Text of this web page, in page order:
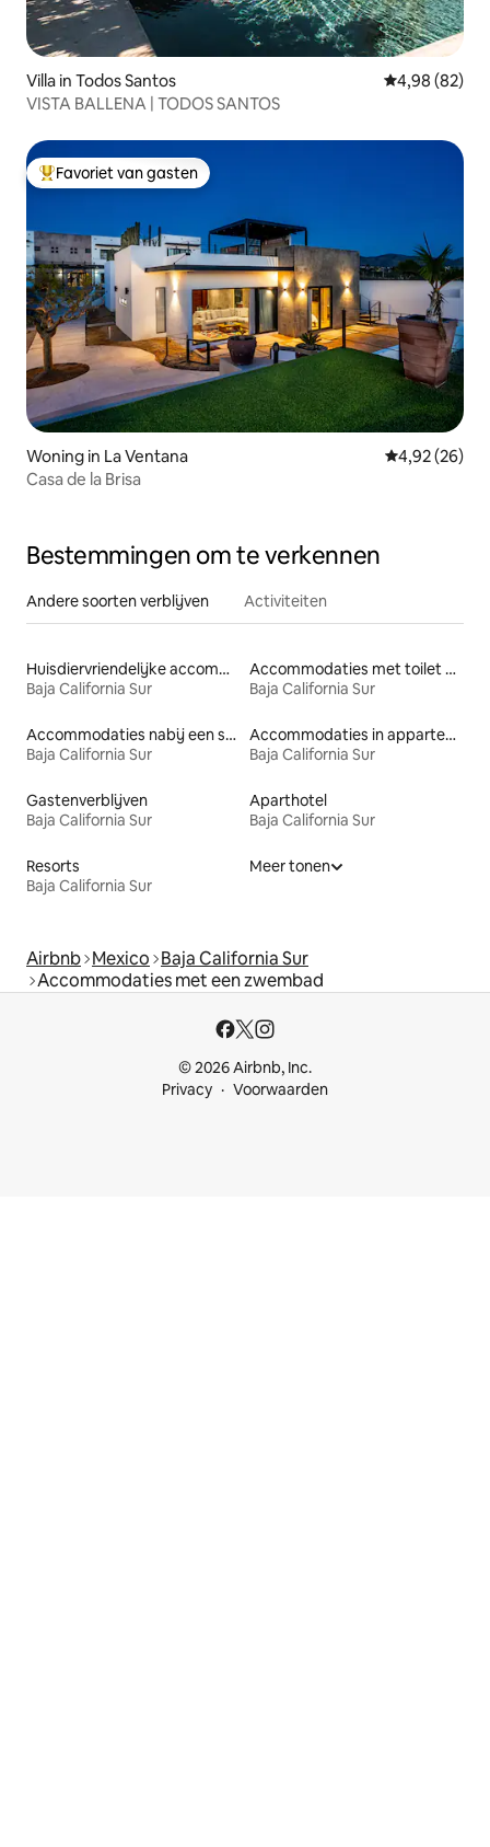
Villa in Todos Santos Gemiddelde
4,98 (82)
VISTA BALLENA | TODOS SANTOS
Topfavoriet van gasten
Favoriet van gasten
Woning in La Ventana Gemiddelde
4,92 (26)
Casa de la Brisa
Bestemmingen om te verkennen
Andere soorten verblijven Activiteiten
Huisdiervriendelijke accommodaties
Baja California Sur
Accommodaties met toilet op toegankelijke hoogte
Baja California Sur
Accommodaties nabij een strand
Baja California Sur
Accommodaties in appartementen met diensten
Baja California Sur
Gastenverblijven
Baja California Sur
Aparthotel
Baja California Sur
Resorts
Baja California Sur
Meer tonen
Airbnb Mexico Baja California Sur
Accommodaties met een zwembad
© 2026 Airbnb, Inc.
Privacy
Voorwaarden